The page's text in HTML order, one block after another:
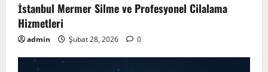
İstanbul Mermer Silme ve Profesyonel Cilalama
Hizmetleri
admin Şubat 28, 2026 0